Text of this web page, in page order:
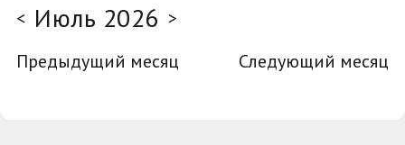
< Июль 2026 >
Предыдущий месяц
Следующий месяц